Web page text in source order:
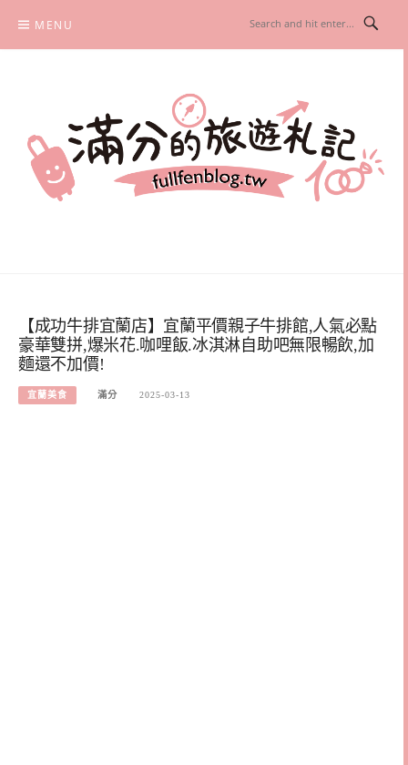
content
MENU
【成功牛排宜蘭店】宜蘭平價親子牛排館,人氣必點
豪華雙拼,爆米花.咖哩飯.冰淇淋自助吧無限暢飲,加
麵還不加價!
宜蘭美食 滿分 2025-03-13